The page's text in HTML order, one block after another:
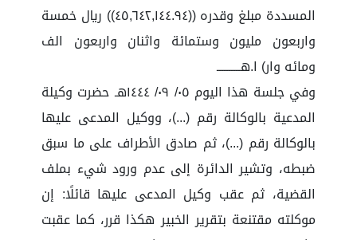
المسددة مبلغ وقدره ((٤٥,٦٤٢,١٤٤.٩٤)) ريال خمسة
واربعون مليون وستمائة واثنان واربعون الف
ومائه وار) ا.هــــــــــ
وفي جلسة هذا اليوم ٠٥/ ٠٩/ ١٤٤٤هـ حضرت وكيلة
المدعية بالوكالة رقم (...)، ووكيل المدعى عليها
بالوكالة رقم (...)، ثم صادق الأطراف على ما سبق
ضبطه، وتشير الدائرة إلى عدم ورود شيء بملف
القضية، ثم عقب وكيل المدعى عليها قائلًا: إن
موكلته مقتنعة بتقرير الخبير هكذا قرر، كما عقبت